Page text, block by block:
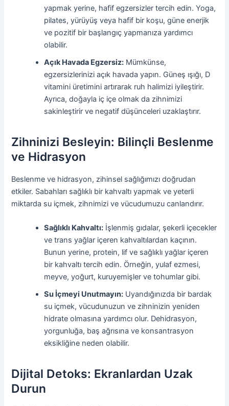
yapmak yerine, hafif egzersizler tercih edin. Yoga,
pilates, yürüyüş veya hafif bir koşu, güne enerjik
ve pozitif bir başlangıç yapmanıza yardımcı
olabilir.
Açık Havada Egzersiz: Mümkünse,
egzersizlerinizi açık havada yapın. Güneş ışığı, D
vitamini üretimini artırarak ruh halimizi iyileştirir.
Ayrıca, doğayla iç içe olmak da zihnimizi
sakinleştirir ve negatif düşünceleri uzaklaştırır.
Zihninizi Besleyin: Bilinçli Beslenme
ve Hidrasyon
Beslenme ve hidrasyon, zihinsel sağlığımızı doğrudan
etkiler. Sabahları sağlıklı bir kahvaltı yapmak ve yeterli
miktarda su içmek, zihnimizi ve vücudumuzu canlandırır.
Sağlıklı Kahvaltı: İşlenmiş gıdalar, şekerli içecekler
ve trans yağlar içeren kahvaltılardan kaçının.
Bunun yerine, protein, lif ve sağlıklı yağlar içeren
bir kahvaltı tercih edin. Örneğin, yulaf ezmesi,
meyve, yoğurt, kuruyemişler ve tohumlar gibi.
Su İçmeyi Unutmayın: Uyandığınızda bir bardak
su içmek, vücudunuzun ve zihninizin yeniden
hidrate olmasına yardımcı olur. Dehidrasyon,
yorgunluğa, baş ağrısına ve konsantrasyon
eksikliğine neden olabilir.
Dijital Detoks: Ekranlardan Uzak
Durun